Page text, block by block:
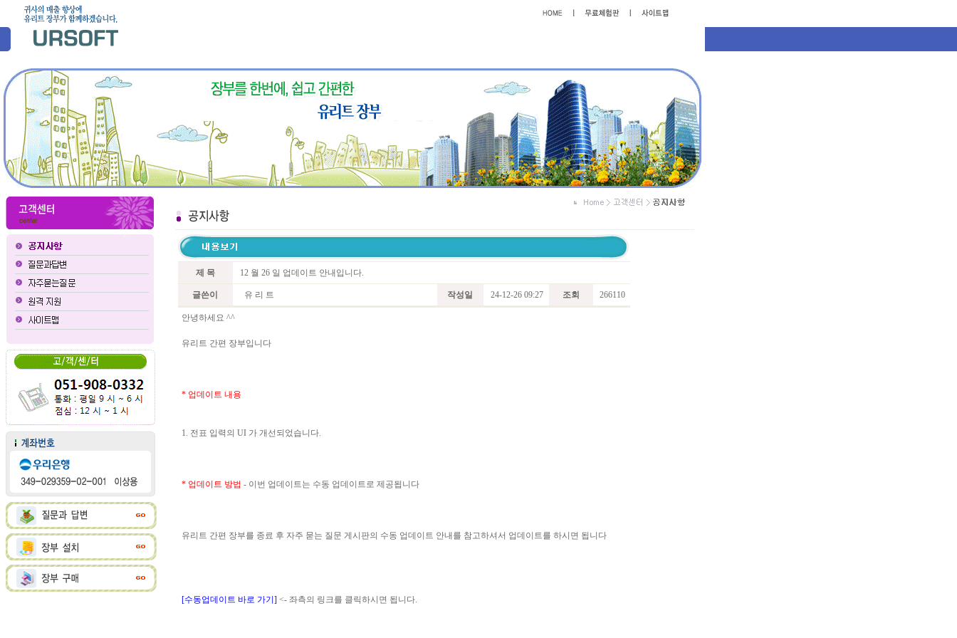
제 목 12 월 26 일 업데이트 안내입니다.
글쓴이 유 리 트 작성일 24-12-26 09:27 조회 266110
안녕하세요 ^^
유리트 간편 장부입니다
* 업데이트 내용
1. 전표 입력의 UI 가 개선되었습니다.
* 업데이트 방법 - 이번 업데이트는 수동 업데이트로 제공됩니다
유리트 간편 장부를 종료 후 자주 묻는 질문 게시판의 수동 업데이트 안내를 참고하셔서 업데이트를 하시면 됩니다
[수동업데이트 바로 가기] <- 좌측의 링크를 클릭하시면 됩니다.